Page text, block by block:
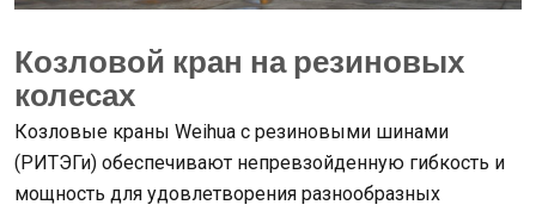
Козловой кран на резиновых
колесах
Козловые краны Weihua с резиновыми шинами
(РИТЭГи) обеспечивают непревзойденную гибкость и
мощность для удовлетворения разнообразных